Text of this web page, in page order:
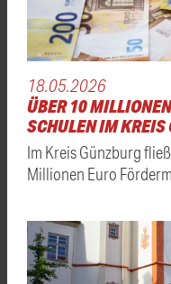
18.05.2026
ÜBER 10
SCHULEN IM KREIS
Im Kreis Günzburg
Millionen Euro